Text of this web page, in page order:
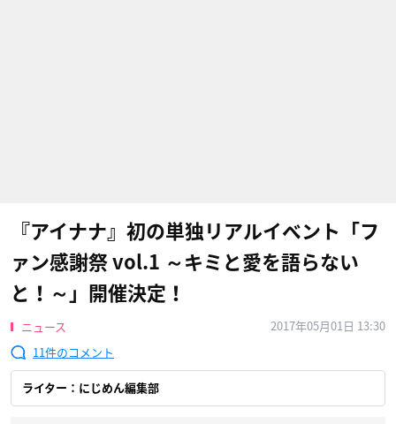
『アイナナ』初の単独リアルイベント「フ
ァン感謝祭 vol.1 ～キミと愛を語らない
と！～」開催決定！
ニュース
2017年05月01日 13:30
11
ライター：にじめん編集部